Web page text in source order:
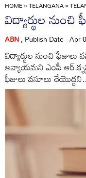
HOME»TELANGANA»
విద్యార్థుల నుంచి
ABN, Publish Date - Apr
విద్యార్థుల నుంచి
అన్యాయమని ఎంపీ
ఫీజులు వసూలు